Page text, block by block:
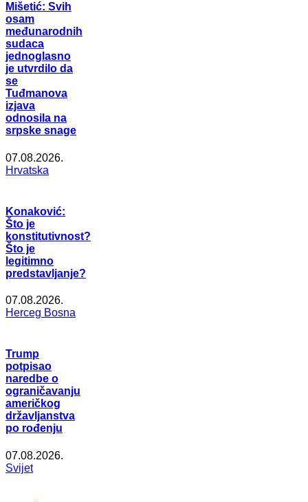
Mišetić: Svih
osam
međunarodnih
sudaca
jednoglasno
je utvrdilo da
se
Tuđmanova
izjava
odnosila na
srpske snage
07.08.2026.
Hrvatska
Konaković:
Što je
konstitutivnost?
Što je
legitimno
predstavljanje?
07.08.2026.
Herceg Bosna
Trump
potpisao
naredbe o
ograničavanju
američkog
državljanstva
po rođenju
07.08.2026.
Svijet